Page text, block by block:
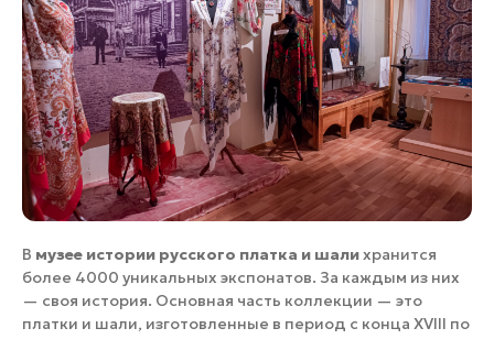
В музее истории русского платка и шалихранится
более 4000 уникальных экспонатов. За каждым из них
— своя история. Основная часть коллекции — это
платки и шали, изготовленные в период с конца XVIII по